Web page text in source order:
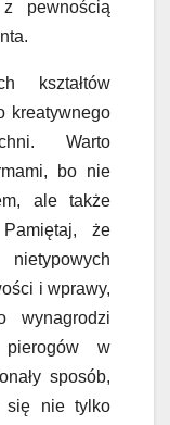
pewnością
kształtów
kreatywnego
Warto
bo nie
ale także
że
i wprawy,
wynagrodzi
pierogów w
sposób,
się nie tylko